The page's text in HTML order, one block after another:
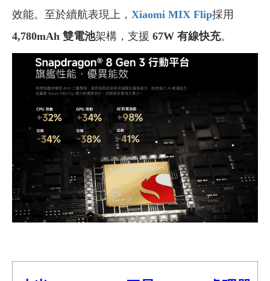
效能。至於續航表現上， Xiaomi MIX Flip採用
4,780mAh 雙電池架構，支援 67W 有線快充。